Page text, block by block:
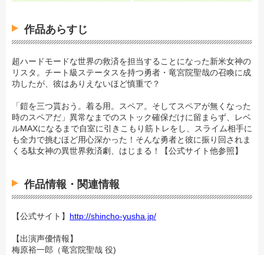
作品あらすじ
超ハードモードな世界の救済を担当することになった新米女神の
リスタ。チート級ステータスを持つ勇者・竜宮院聖哉の召喚に成
功したが、彼はありえないほど慎重で？
「鎧を三つ貰おう。着る用。スペア。そしてスペアが無くなった
時のスペアだ」異常なまでのストック確保だけに留まらず、レベ
ルMAXになるまで自室に引きこもり筋トレをし、スライム相手に
も全力で挑むほど用心深かった！そんな勇者と彼に振り回されま
くる駄女神の異世界救済劇、はじまる！【公式サイト他参照】
作品情報・関連情報
【公式サイト】 http://shincho-yusha.jp/
【出演声優情報】
梅原裕一郎（竜宮院聖哉 役)